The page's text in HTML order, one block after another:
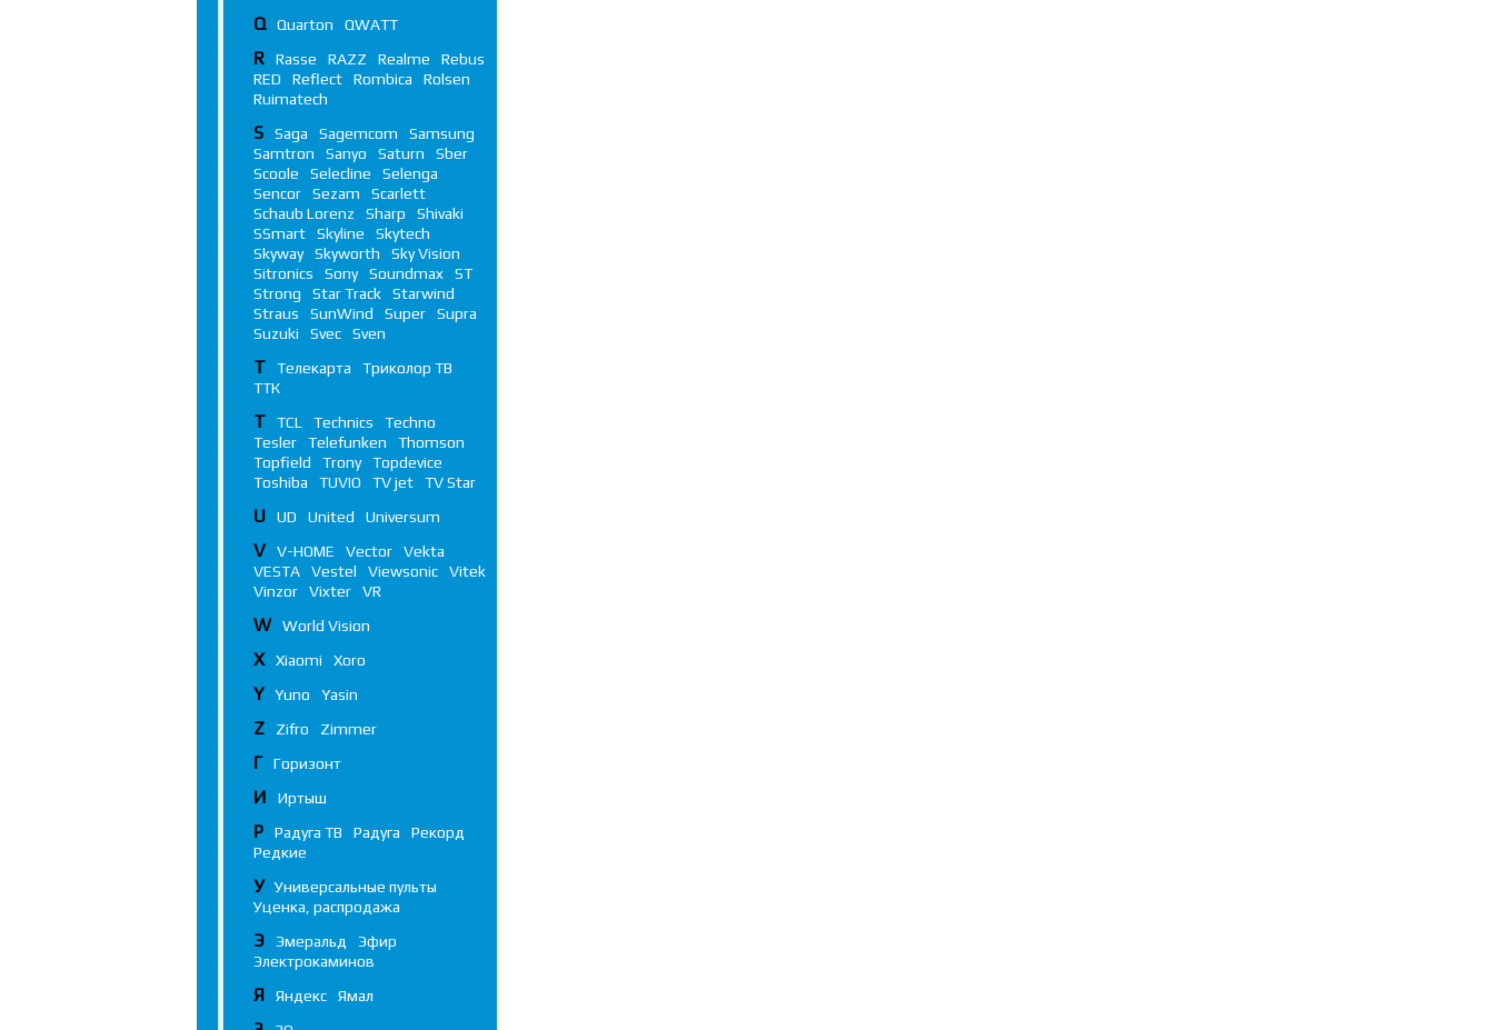
Q Quarton QWATT
R Rasse RAZZ Realme
Rebus
RED
Reflect Rombica
Rolsen
Ruimatech
S Saga Sagemcom
Samsung
Samtron
Sanyo Saturn
Sber
Scoole
Selecline
Selenga
Sencor
Sezam
Scarlett
Schaub Lorenz
Sharp
Shivaki
SSmart
Skyline
Skytech
Skyway
Skyworth
Sky Vision
Sitronics
Sony Soundmax
ST
Strong
Star Track
Starwind
Straus
SunWind Super
Supra
Suzuki
Svec Sven
Т Телекарта
Триколор ТВ
ТТК
T TCL Technics
Techno
Tesler
Telefunken
Thomson
Topfield
Trony
Topdevice
Toshiba
TUVIO TV jet TV Star
U UD United Universum
V V-HOME Vector
Vekta
VESTA
Vestel Viewsonic
Vitek
Vinzor
Vixter VR
W World Vision
X Xiaomi Xoro
Y Yuno Yasin
Z Zifro Zimmer
Г Горизонт
И Иртыш
Р Радуга ТВ Радуга
Рекорд
Редкие
У
Универсальные пульты
Уценка, распродажа
Э Эмеральд
Эфир
Электрокаминов
Я Яндекс Ямал